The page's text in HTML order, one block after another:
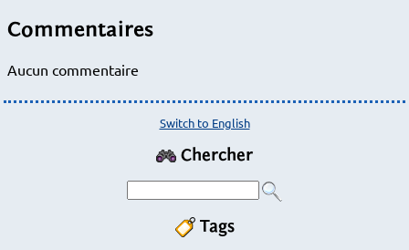
Commentaires
Aucun commentaire
Switch to English
Chercher
Tags